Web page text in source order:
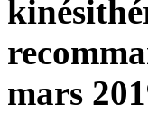
mars